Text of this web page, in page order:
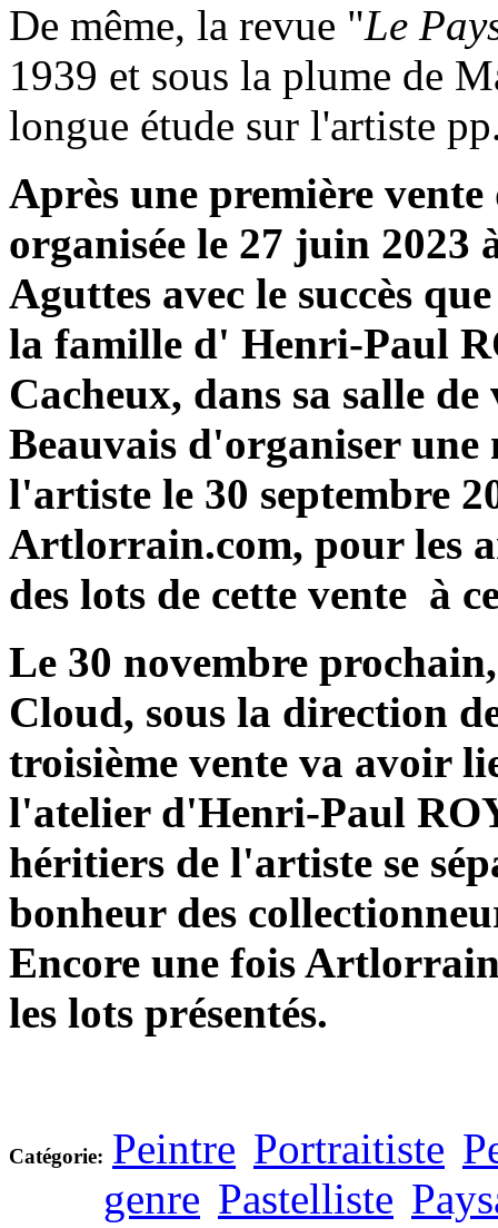
De même, la revue "Le
1939 et sous la plume de
longue étude sur l'artiste
Après une première
organisée le 27 juin 2023
Aguttes avec le succès
la famille d' Henri-Paul
Cacheux, dans sa salle de
Beauvais d'organiser
l'artiste le 30 septembre
Artlorrain.com, pour les
des lots de cette vente à
Le 30 novembre
Cloud, sous la direction
troisième vente va avoir
l'atelier d'Henri-Paul
héritiers de l'artiste se
bonheur des
Encore une fois
les lots présentés.
Catégorie: Peintre Portraitiste
genre Pastelliste